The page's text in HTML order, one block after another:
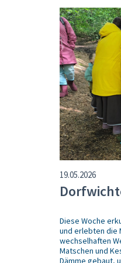
19.05.2026
Diese Woche
und erlebten die
wechselhaften
Matschen und